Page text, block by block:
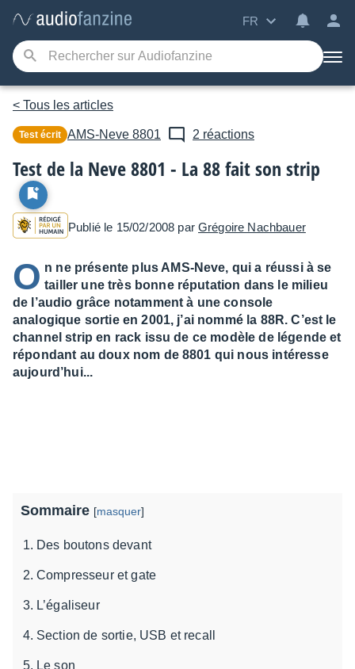
FR
< Tous les articles
Test écrit AMS-Neve 8801 2 réactions
Test de la Neve 8801 - La 88 fait son strip
Publié le 15/02/2008 parGrégoire Nachbauer
O n ne présente plus AMS-Neve, qui a réussi à se
tailler une très bonne réputation dans le milieu
de l’audio grâce notamment à une console
analogique sortie en 2001, j’ai nommé la 88R. C’est le
channel strip en rack issu de ce modèle de légende et
répondant au doux nom de 8801 qui nous intéresse
aujourd’hui...
Sommaire [masquer]
Des boutons devant
Compresseur et gate
L’égaliseur
Section de sortie, USB et recall
Le son